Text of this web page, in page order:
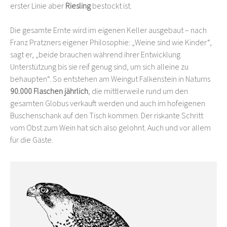
erster Linie aberRieslingbestockt ist.
Die gesamte Ernte wird im eigenen Keller ausgebaut – nach
Franz Pratzners eigener Philosophie: „Weine sind wie Kinder“,
sagt er, „beide brauchen während ihrer Entwicklung
Unterstützung bis sie reif genug sind, um sich alleine zu
behaupten“. So entstehen am Weingut Falkenstein in Naturns
90.000 Flaschen jährlich, die mittlerweile rund um den
gesamten Globus verkauft werden und auch im hofeigenen
Buschenschank auf den Tisch kommen. Der riskante Schritt
vom Obst zum Wein hat sich also gelohnt. Auch und vor allem
für die Gäste.